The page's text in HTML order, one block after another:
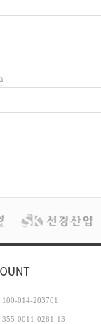
100-014-203701
355-0011-0281-13